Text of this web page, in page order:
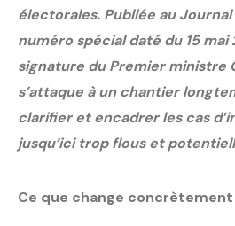
électorales. Publiée au
numéro spécial daté du 15 mai
signature du Premier ministre
s’attaque à un chantier
clarifier et encadrer les cas
jusqu’ici trop flous et
Ce que change concrètement